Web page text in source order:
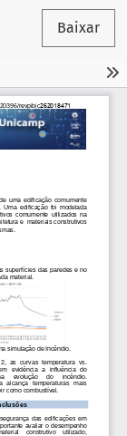
Baixar